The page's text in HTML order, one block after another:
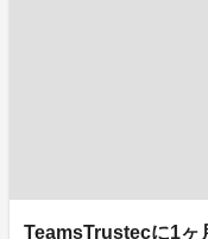
TeamsTrustecに1ヶ